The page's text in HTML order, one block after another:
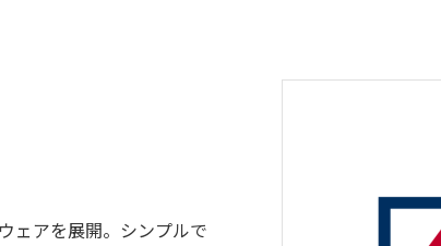
ェアを展開。シンプルで